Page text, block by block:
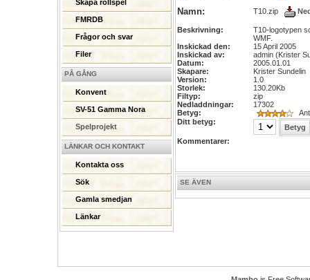
Skapa rollspel
FMRDB
Frågor och svar
Filer
PÅ GÅNG
Konvent
SV-51 Gamma Nora
Spelprojekt
LÄNKAR OCH KONTAKT
Kontakta oss
Sök
Gamla smedjan
Länkar
Namn: T10.zip
Beskrivning:
T10-logotypen
WMF.
Inskickad den:
15 April 2005
Inskickad av:
admin (Krister
Datum:
2005.01.01
Skapare:
Krister Sundelin
Version:
1.0
Storlek:
130.20Kb
Filtyp:
zip
Nedladdningar:
17302
Betyg:
Ditt betyg:
Kommentarer:
SE ÄVEN